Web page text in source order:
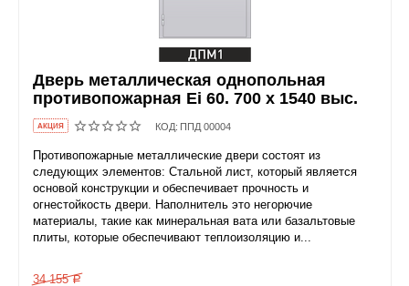
Дверь металлическая однопольная
противопожарная Ei 60. 700 x 1540 выс.
AКЦИЯ КОД: ППД 00004
Противопожарные металлические двери состоят из
следующих элементов: Стальной лист, который является
основой конструкции и обеспечивает прочность и
огнестойкость двери. Наполнитель это негорючие
материалы, такие как минеральная вата или базальтовые
плиты, которые обеспечивают теплоизоляцию и...
34 155 Р